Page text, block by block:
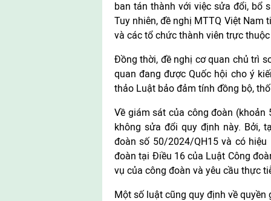
ban tán thành với việc sửa đổi, bổ
Tuy nhiên, đề nghị MTTQ Việt Nam
và các tổ chức thành viên trực
Đồng thời, đề nghị cơ quan chủ trì
quan đang được Quốc hội cho ý
thảo Luật bảo đảm tính đồng bộ,
Về giám sát của công đoàn
không sửa đổi quy định này. Bởi,
đoàn số 50/2024/QH15 và có
đoàn tại Điều 16 của Luật Công
vụ của công đoàn và yêu cầu thực
Một số luật cũng quy định về